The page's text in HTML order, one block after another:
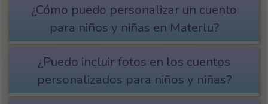
¿Cómo puedo personalizar un cuento
para niños y niñas en Materlu?
¿Puedo incluir fotos en los cuentos
personalizados para niños y niñas?